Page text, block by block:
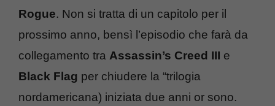
Rogue. Non si tratta di un capitolo per il
prossimo anno, bensì l’episodio che farà da
collegamento tra Assassin’s Creed III e
Black Flag per chiudere la “trilogia
nordamericana) iniziata due anni or sono.